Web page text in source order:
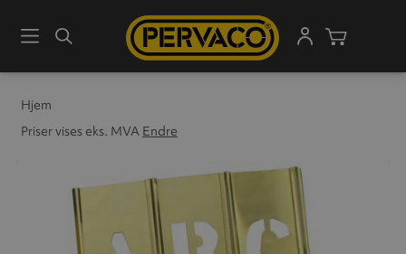
MenySøk
Hjem
Priser vises eks. MVA Endre